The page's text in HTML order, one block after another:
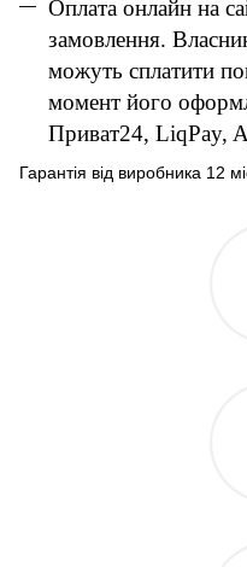
Оплата онлайн на
замовлення.
можуть сплатити
момент його
Приват24, LiqPay,
Гарантія від виробника 12